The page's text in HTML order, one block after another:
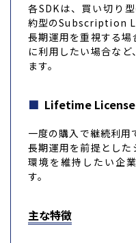
各SDKは、買い切り
約型のSubscription
長期運用を重視する
に利用したい場合な
ます。
Lifetime License
一度の購入で継続利用
長期運用を前提とし
環境を維持したい企
す。
主な特徴